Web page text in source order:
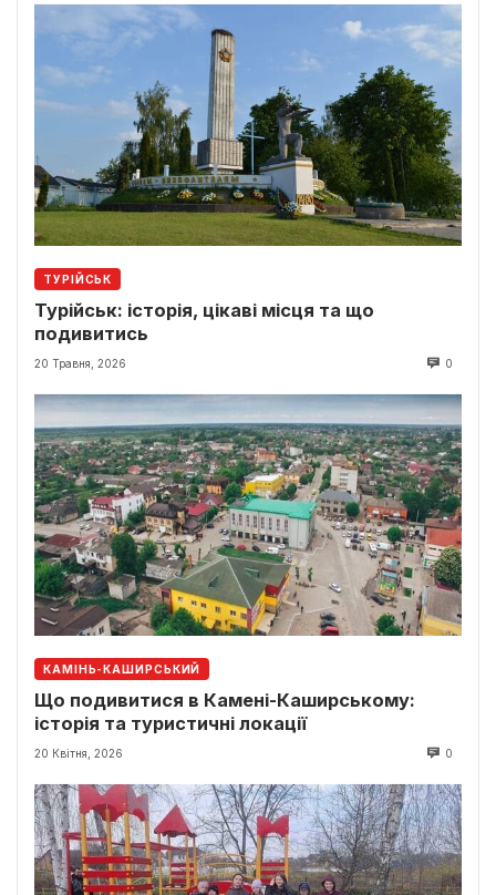
ТУРІЙСЬК
Турійськ: історія, цікаві місця та що
подивитись
20 Травня, 2026 0
КАМІНЬ-КАШИРСЬКИЙ
Що подивитися в Камені-Каширському:
історія та туристичні локації
20 Квітня, 2026 0